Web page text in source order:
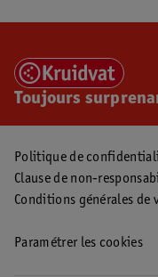
Toujours
Politique de
Clause de non-
Conditions générales de
Paramétrer les cookies